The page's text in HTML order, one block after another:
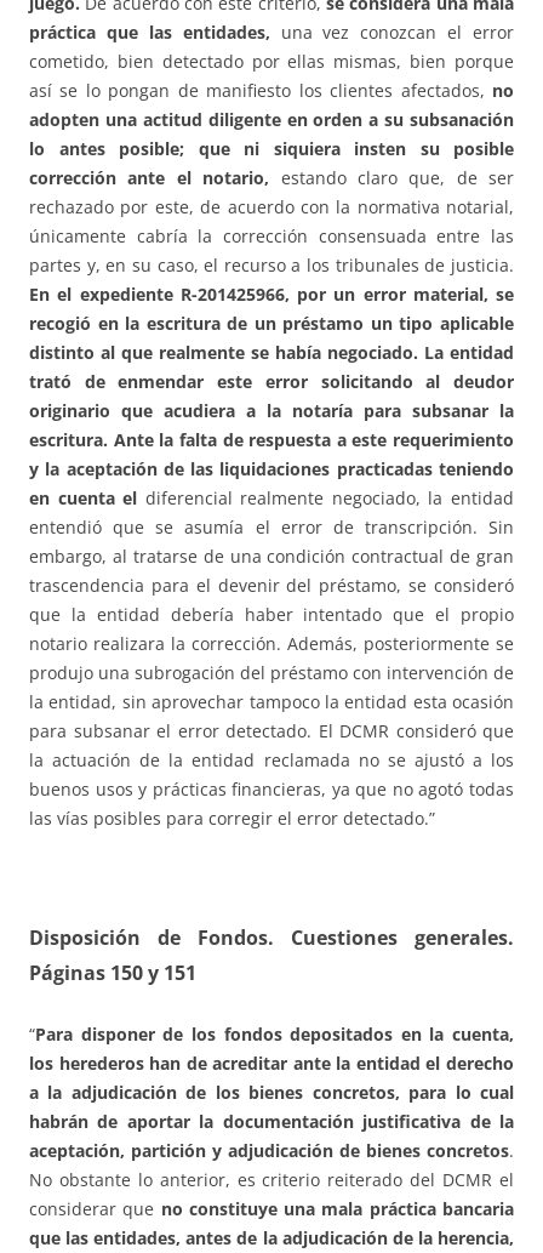
práctica que las entidades, una vez conozcan el error
cometido, bien detectado por ellas mismas, bien porque
así se lo pongan de manifiesto los clientes afectados, no
adopten una actitud diligente en orden a su subsanación
lo antes posible; que ni siquiera insten su posible
corrección ante el notario, estando claro que, de ser
rechazado por este, de acuerdo con la normativa notarial,
únicamente cabría la corrección consensuada entre las
partes y, en su caso, el recurso a los tribunales de justicia.
En el expediente R-201425966, por un error material, se
recogió en la escritura de un préstamo un tipo aplicable
distinto al que realmente se había negociado. La entidad
trató de enmendar este error solicitando al deudor
originario que acudiera a la notaría para subsanar la
escritura. Ante la falta de respuesta a este requerimiento
y la aceptación de las liquidaciones practicadas teniendo
en cuenta el diferencial realmente negociado, la entidad
entendió que se asumía el error de transcripción. Sin
embargo, al tratarse de una condición contractual de gran
trascendencia para el devenir del préstamo, se consideró
que la entidad debería haber intentado que el propio
notario realizara la corrección. Además, posteriormente se
produjo una subrogación del préstamo con intervención de
la entidad, sin aprovechar tampoco la entidad esta ocasión
para subsanar el error detectado. El DCMR consideró que
la actuación de la entidad reclamada no se ajustó a los
buenos usos y prácticas financieras, ya que no agotó todas
las vías posibles para corregir el error detectado.”
Disposición de Fondos. Cuestiones generales.
Páginas 150 y 151
“Para disponer de los fondos depositados en la cuenta,
los herederos han de acreditar ante la entidad el derecho
a la adjudicación de los bienes concretos, para lo cual
habrán de aportar la documentación justificativa de la
aceptación, partición y adjudicación de bienes concretos.
No obstante lo anterior, es criterio reiterado del DCMR el
considerar que no constituye una mala práctica bancaria
que las entidades, antes de la adjudicación de la herencia,